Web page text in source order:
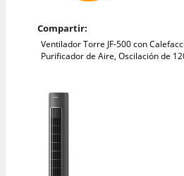
Compartir:
Ventilador Torre JF-500 con
Purificador de Aire, Oscilación de